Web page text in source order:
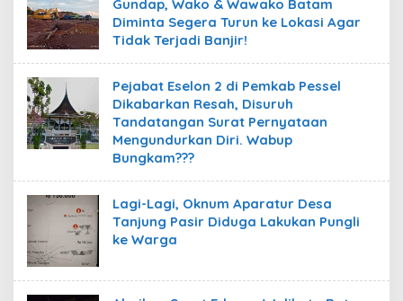
Gundap, Wako & Wawako Batam
Diminta Segera Turun ke Lokasi Agar
Tidak Terjadi Banjir!
Pejabat Eselon 2 di Pemkab Pessel
Dikabarkan Resah, Disuruh
Tandatangan Surat Pernyataan
Mengundurkan Diri. Wabup
Bungkam???
Lagi-Lagi, Oknum Aparatur Desa
Tanjung Pasir Diduga Lakukan Pungli
ke Warga